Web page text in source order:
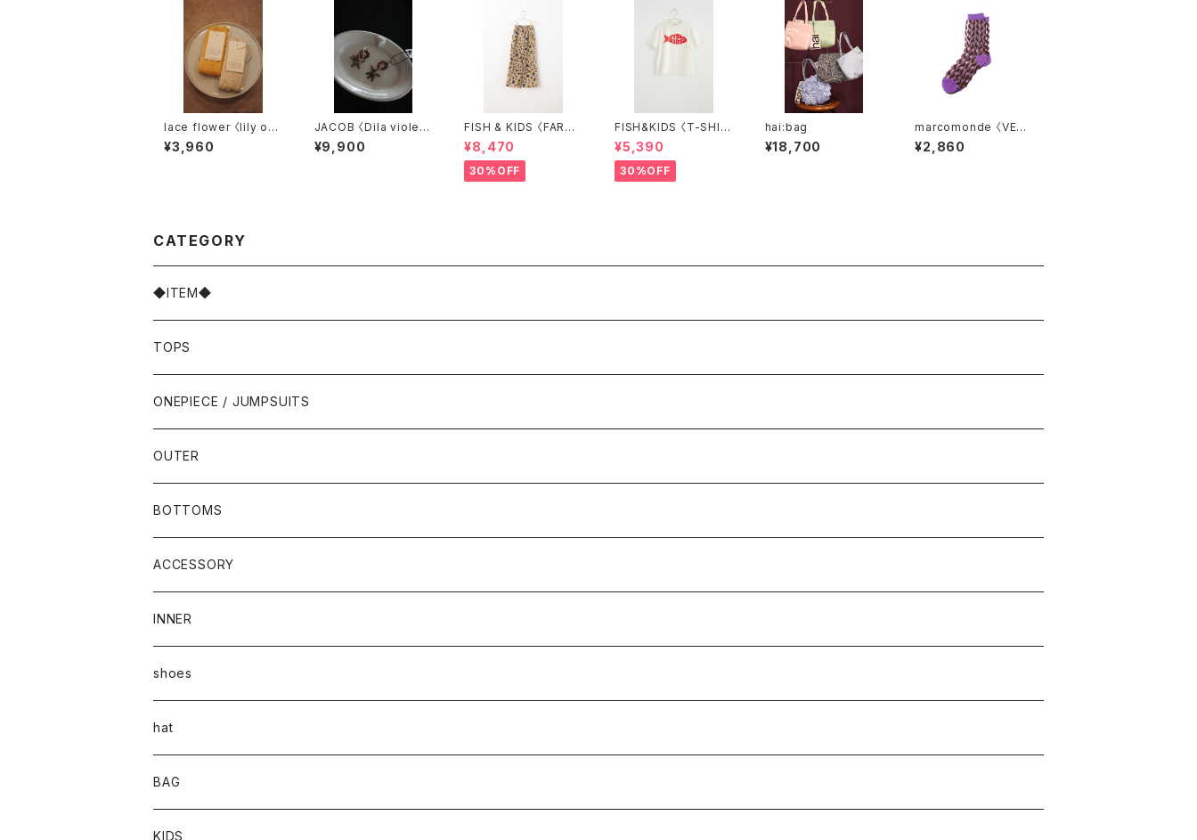
lace flower 〈lily of t
he valley〉
¥3,960
JACOB 〈Dila violet〉
5.5
¥9,900
FISH & KIDS 〈FARM
PANTS〉
¥8,470
30%OFF
FISH&KIDS 〈T-SHIR
T〉off white
¥5,390
30%OFF
hai:bag
¥18,700
marcomonde 〈VENI
CE pattern〉07
¥2,860
CATEGORY
◆ITEM◆
TOPS
ONEPIECE / JUMPSUITS
OUTER
BOTTOMS
ACCESSORY
INNER
shoes
hat
BAG
KIDS